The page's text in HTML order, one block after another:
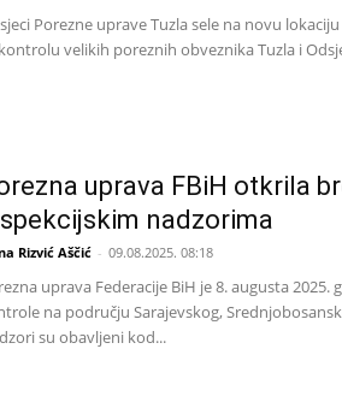
Porezne uprave Tuzla sele na novu
velikih poreznih obveznika Tuzla i
uprava FBiH otkrila
nadzorima
Rizvić Aščić - 09.08.2025. 08:18
uprava Federacije BiH je 8. augusta
na području Sarajevskog,
su obavljeni kod...